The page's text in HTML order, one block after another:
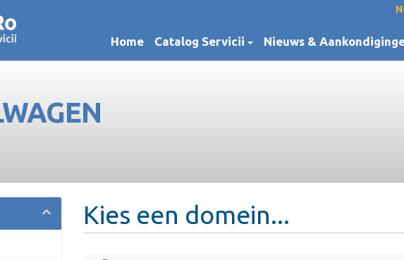
Home Catalog Servicii Nieuws &
Kies een domein...